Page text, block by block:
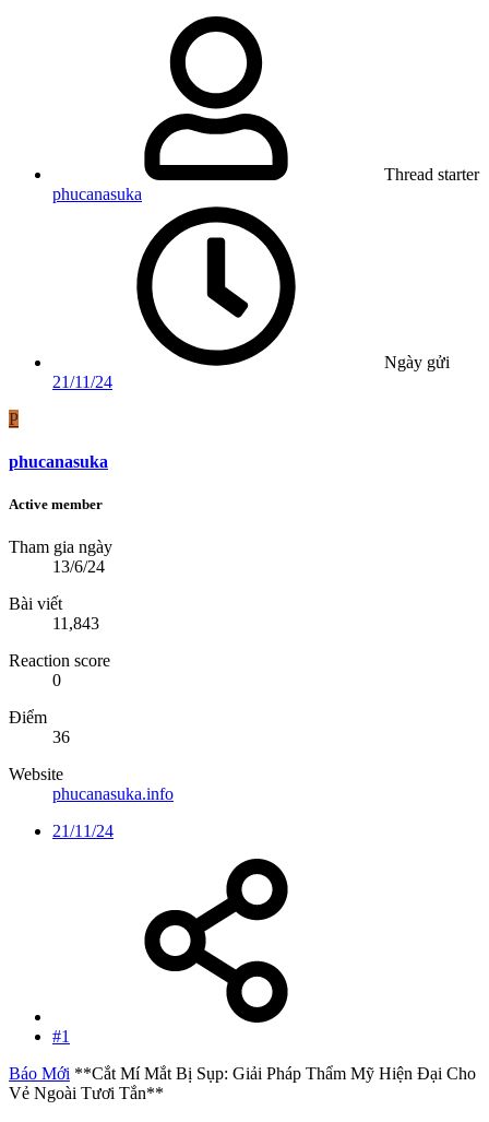
Thread starter
phucanasuka
Ngày gửi
21/11/24
P
phucanasuka
Active member
Tham gia ngày
13/6/24
Bài viết
11,843
Reaction score
0
Điểm
36
Website
phucanasuka.info
21/11/24
#1
Báo Mới **Cắt Mí Mắt Bị Sụp: Giải Pháp Thẩm Mỹ Hiện Đại Cho
Vẻ Ngoài Tươi Tắn**